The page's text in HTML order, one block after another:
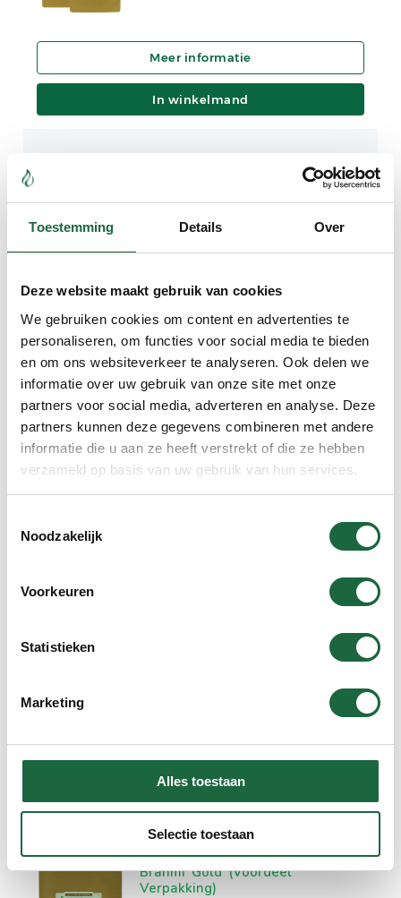
Toestemming Details Over
Deze website maakt gebruik van cookies
We gebruiken cookies om content en advertenties te
personaliseren, om functies voor social media te bieden
en om ons websiteverkeer te analyseren. Ook delen we
informatie over uw gebruik van onze site met onze
partners voor social media, adverteren en analyse. Deze
partners kunnen deze gegevens combineren met andere
informatie die u aan ze heeft verstrekt of die ze hebben
verzameld op basis van uw gebruik van hun services.
Noodzakelijk
Voorkeuren
Statistieken
Marketing
Alles toestaan
Selectie toestaan
In winkelmand
Groenlipmossel & Curcumine C3
verpakking)
Curcumine C3 ‘Superieur’
(Voordeel verpakking)
€ 89.90
Brahmi ‘Gold’ (Voordeel
Verpakking)